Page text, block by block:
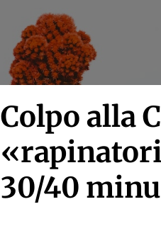
Colpo alla
30/40